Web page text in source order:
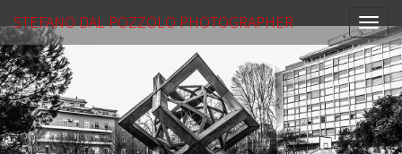
STEFANO DAL POZZOLO PHOTOGRAPHER